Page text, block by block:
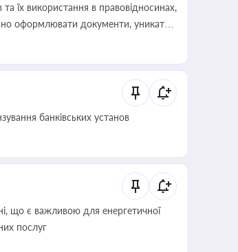
їх використання в правовідносинах,
оформлювати документи, уникати
банківських установ
що є важливою для енергетичної
послуг